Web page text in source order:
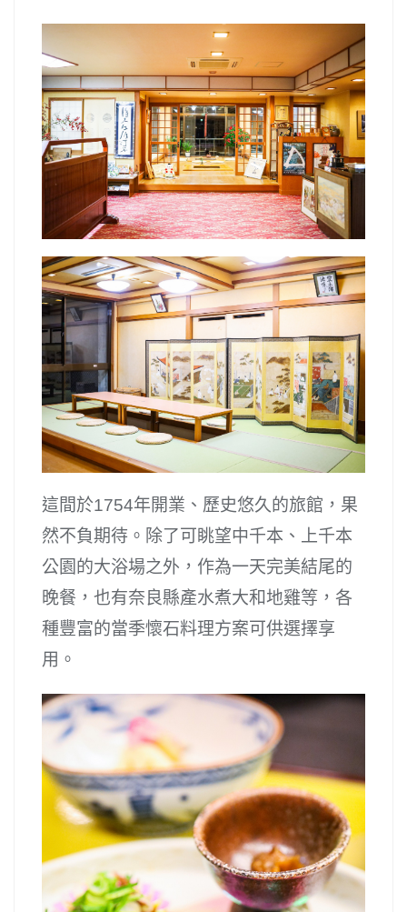
這間於1754年開業、歷史悠久的旅館，果
然不負期待。除了可眺望中千本、上千本
公園的大浴場之外，作為一天完美結尾的
晚餐，也有奈良縣產水煮大和地雞等，各
種豐富的當季懷石料理方案可供選擇享
用。